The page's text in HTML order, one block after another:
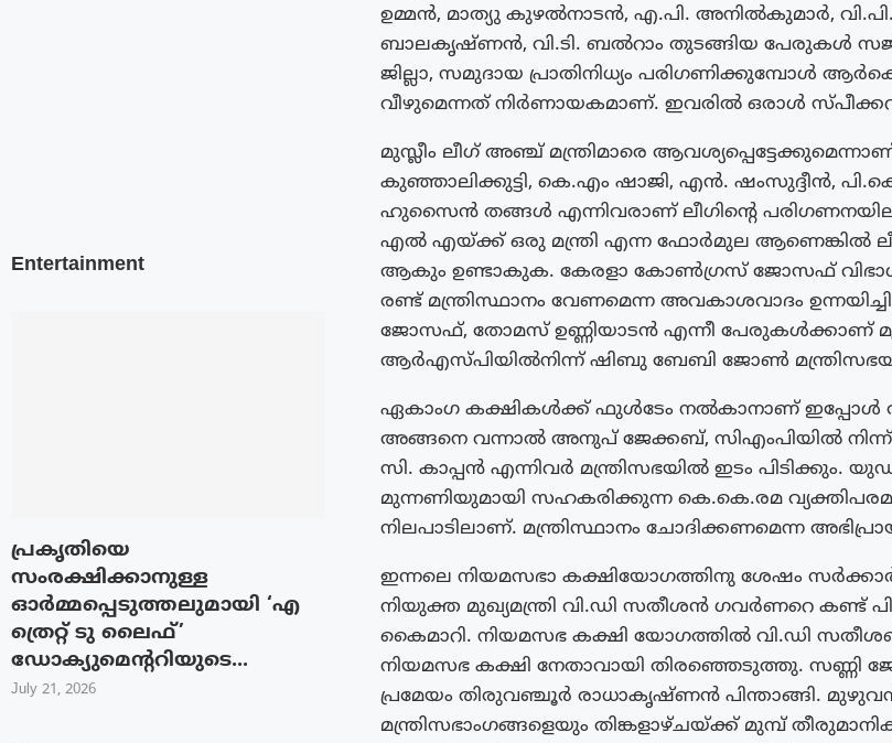
ഉമ്മൻ, മാത്യു കുഴൽനാടൻ, എ.പി. അനിൽകുമാർ,
ബാലകൃഷ്‌ണൻ, വി.ടി. ബൽറാം തുടങ്ങിയ പേരുകൾ
ജില്ലാ, സമുദായ പ്രാതിനിധ്യം പരിഗണിക്കുമ്പോൾ
വീഴുമെന്നത് നിർണായകമാണ്. ഇവരിൽ ഒരാൾ
മുസ്ലീം ലീഗ് അഞ്ച് മന്ത്രിമാരെ
കുഞ്ഞാലിക്കുട്ടി, കെ.എം ഷാജി, എൻ. ഷംസുദ്ദീൻ,
ഹുസൈൻ തങ്ങൾ എന്നിവരാണ് ലീഗിന്റെ
എൽ എയ്ക്ക് ഒരു മന്ത്രി എന്ന ഫോർമുല ആണെങ്കിൽ
ആകും ഉണ്ടാകുക. കേരളാ കോൺഗ്രസ് ജോസഫ്
രണ്ട് മന്ത്രിസ്ഥാനം വേണമെന്ന അവകാശവാദം
ജോസഫ്, തോമസ് ഉണ്ണിയാടൻ എന്നീ പേരുകൾക്കാണ്
ആർഎസ്പിയിൽനിന്ന് ഷിബു ബേബി ജോൺ
ഏകാംഗ കക്ഷികൾക്ക് ഫുൾടേം നൽകാനാണ്
അങ്ങനെ വന്നാൽ അനുപ് ജേക്കബ്, സിഎംപിയിൽ
സി. കാപ്പൻ എന്നിവർ മന്ത്രിസഭയിൽ ഇടം പിടിക്കും.
മുന്നണിയുമായി സഹകരിക്കുന്ന കെ.കെ.രമ
നിലപാടിലാണ്. മന്ത്രിസ്ഥാനം ചോദിക്കണമെന്ന
ഇന്നലെ നിയമസഭാ കക്ഷിയോഗത്തിനു ശേഷം
നിയുക്ത മുഖ്യമന്ത്രി വി.ഡി സതീശൻ ഗവർണറെ കണ്ട്
കൈമാറി. നിയമസഭ കക്ഷി യോഗത്തിൽ വി.ഡി
നിയമസഭ കക്ഷി നേതാവായി തിരഞ്ഞെടുത്തു. സണ്ണി
പ്രമേയം തിരുവഞ്ചൂർ രാധാകൃഷ്ണൻ പിന്താങ്ങി.
മന്ത്രിസഭാംഗങ്ങളെയും തിങ്കളാഴ്‌ചയ്ക്ക് മുമ്പ്
Entertainment
പ്രകൃതിയെ
സംരക്ഷിക്കാനുള്ള
ഓർമ്മപ്പെടുത്തലുമായി ‘എ
ത്രെറ്റ് ടു ലൈഫ്’
ഡോക്യുമെന്ററിയുടെ...
July 21, 2026